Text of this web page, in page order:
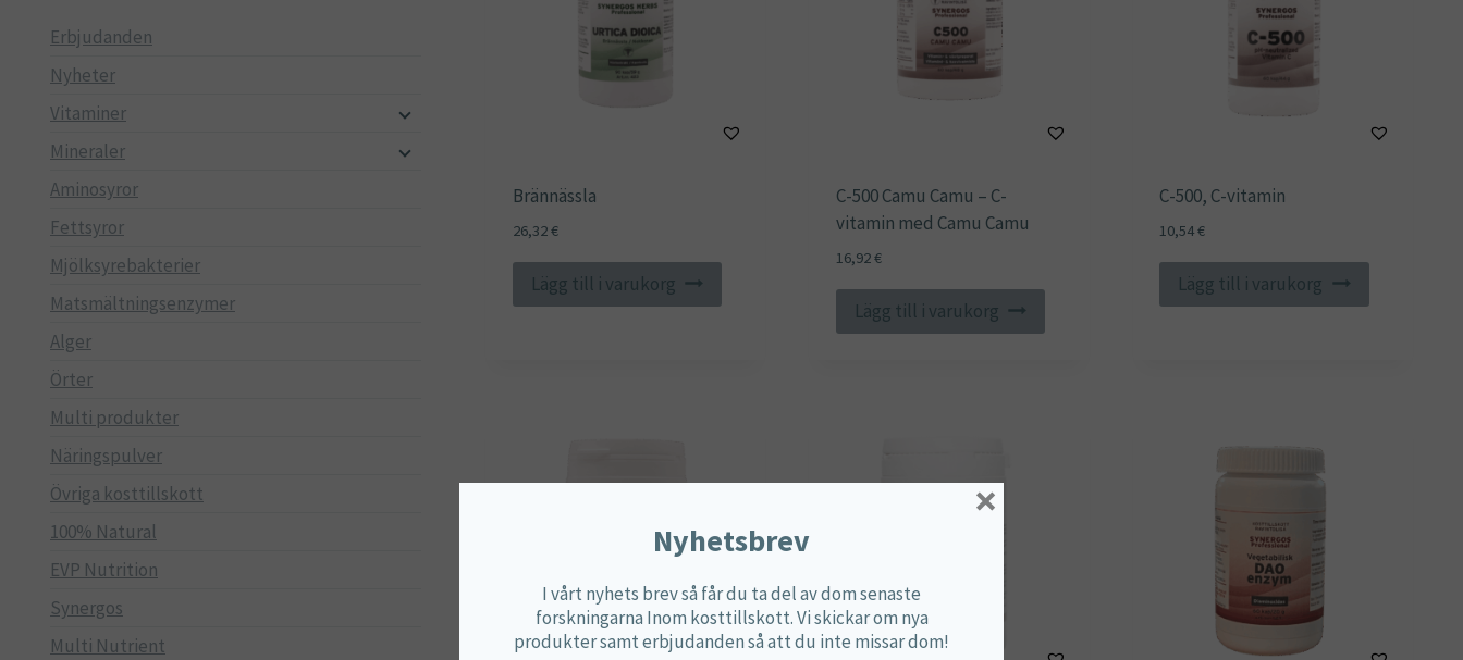
Brännässla
26,32€
Lägg till i varukorg
C-500 Camu Camu – C-
vitamin med Camu Camu
16,92€
Lägg till i varukorg
C-500, C-vitamin
10,54€
Lägg till i varukorg
Erbjudanden
Nyheter
Vitaminer
Mineraler
Aminosyror
Fettsyror
Mjölksyrebakterier
Matsmältningsenzymer
Alger
Örter
Multi produkter
Näringspulver
Övriga kosttillskott
100% Natural
EVP Nutrition
Synergos
Multi Nutrient
Nyhetsbrev
I vårt nyhets brev så får du ta del av dom senaste
forskningarna Inom kosttillskott. Vi skickar om nya
produkter samt erbjudanden så att du inte missar dom!
×